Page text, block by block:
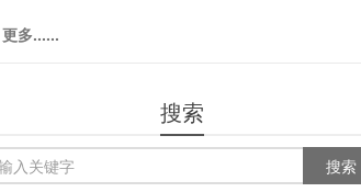
更多......
搜索